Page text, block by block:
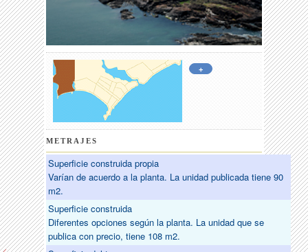
+
METRAJES
Superficie construida propia
Varían de acuerdo a la planta. La unidad publicada tiene 90
m2.
Superficie construida
Diferentes opciones según la planta. La unidad que se
publica con precio, tiene 108 m2.